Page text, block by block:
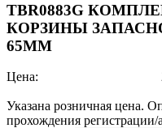
TBR0883G
КОРЗИНЫ
65ММ
Цена:
Указана розничная цена.
прохождения